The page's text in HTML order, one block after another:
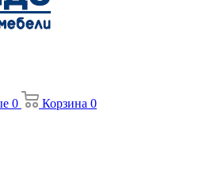
0 Корзина 0